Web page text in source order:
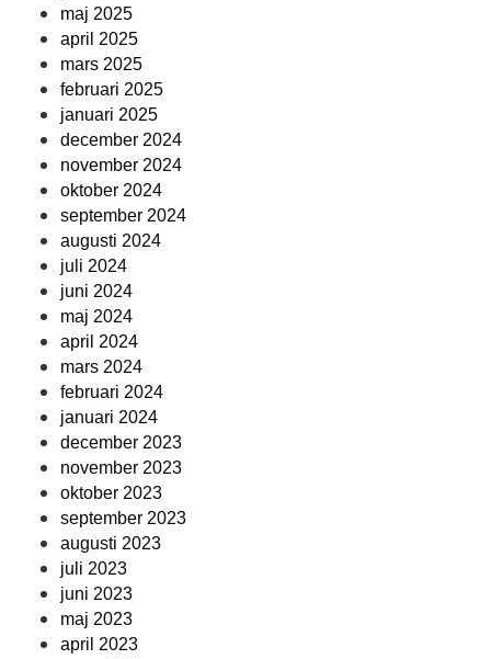
maj 2025
april 2025
mars 2025
februari 2025
januari 2025
december 2024
november 2024
oktober 2024
september 2024
augusti 2024
juli 2024
juni 2024
maj 2024
april 2024
mars 2024
februari 2024
januari 2024
december 2023
november 2023
oktober 2023
september 2023
augusti 2023
juli 2023
juni 2023
maj 2023
april 2023